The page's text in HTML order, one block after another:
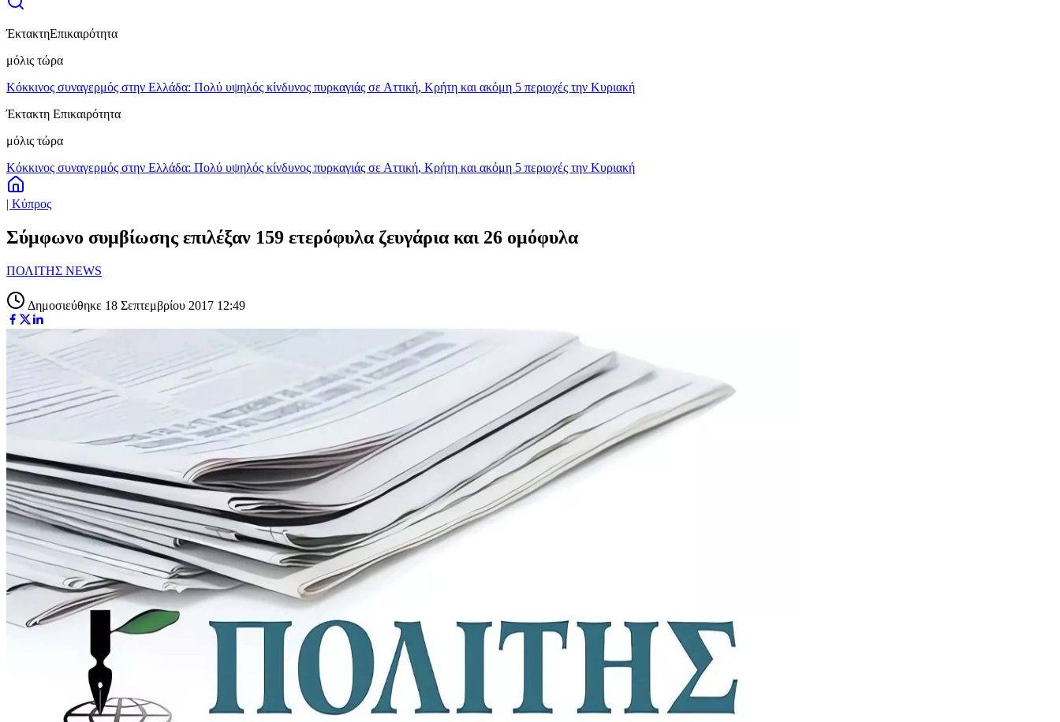
ΈκτακτηΕπικαιρότητα
μόλις τώρα
Κόκκινος συναγερμός στην Ελλάδα: Πολύ υψηλός κίνδυνος πυρκαγιάς σε Αττική, Κρήτη και ακόμη 5 περιοχές την Κυριακή
Έκτακτη Επικαιρότητα
μόλις τώρα
Κόκκινος συναγερμός στην Ελλάδα: Πολύ υψηλός κίνδυνος πυρκαγιάς σε Αττική, Κρήτη και ακόμη 5 περιοχές την Κυριακή
| Κύπρος
Σύμφωνο συμβίωσης επιλέξαν 159 ετερόφυλα ζευγάρια και 26 ομόφυλα
ΠΟΛΙΤΗΣ NEWS
Δημοσιεύθηκε 18 Σεπτεμβρίου 2017 12:49